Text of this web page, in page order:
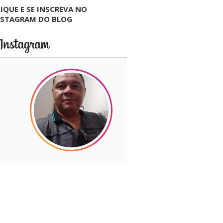
E SE INSCREVA NO
DO BLOG